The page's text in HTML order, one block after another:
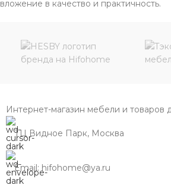
вложение в качество и практичность.
Интернет-магазин мебели и товаров
ТЦ Видное Парк, Москва
Email: hifohome@ya.ru